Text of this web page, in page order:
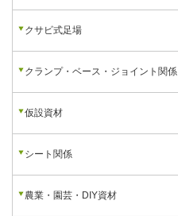
クサビ式足場
クランプ・ベース・ジョイント関係
仮設資材
シート関係
農業・園芸・DIY資材